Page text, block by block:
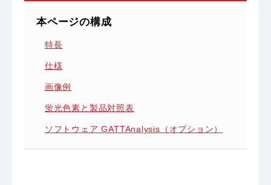
本ページの構成
特長
仕様
画像例
蛍光色素と製品対照表
ソフトウェア GATTAnalysis（オプション）